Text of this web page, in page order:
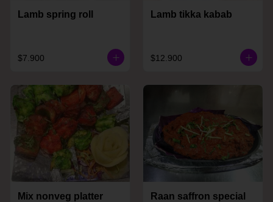
Lamb spring roll
$7.900
Lamb tikka kabab
$12.900
Mix nonveg platter Raan saffron special